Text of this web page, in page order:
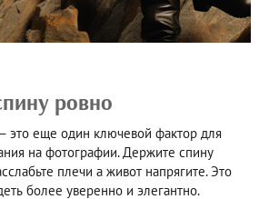
ровно
это еще один ключевой фактор для
на фотографии. Держите спину
плечи а живот напрягите. Это
более уверенно и элегантно.